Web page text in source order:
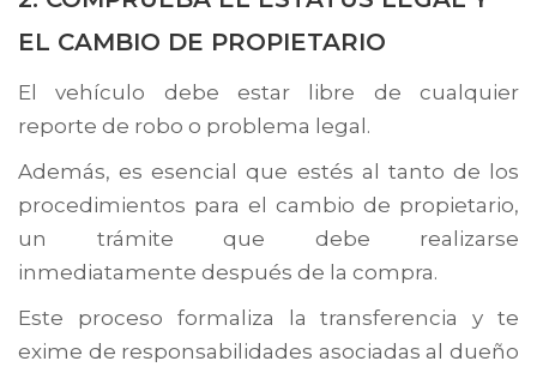
EL CAMBIO DE PROPIETARIO
El vehículo debe estar libre de cualquier
reporte de robo o problema legal.
Además, es esencial que estés al tanto de los
procedimientos para el cambio de propietario,
un trámite que debe realizarse
inmediatamente después de la compra.
Este proceso formaliza la transferencia y te
exime de responsabilidades asociadas al dueño